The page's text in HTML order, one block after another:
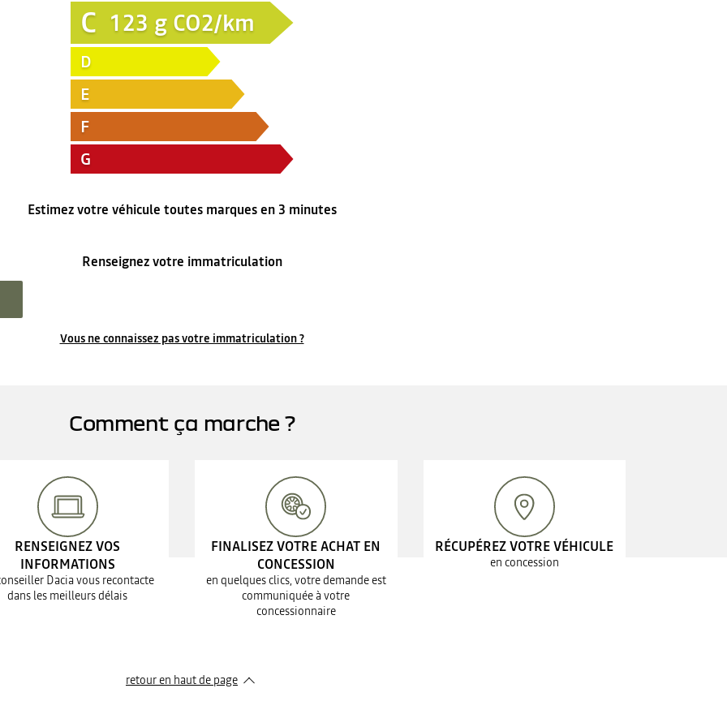
C 123 g CO2/km
D
E
F
G
Estimez votre véhicule toutes marques en 3 minutes
Renseignez votre immatriculation
Vous ne connaissez pas votre immatriculation ?
Comment ça marche ?
RENSEIGNEZ VOS
INFORMATIONS
Dacia vous recontacte
dans les meilleurs délais
FINALISEZ VOTRE ACHAT EN
CONCESSION
en quelques clics, votre demande est
communiquée à votre
concessionnaire
RÉCUPÉREZ VOTRE VÉHICULE
en concession
retour en haut de page​